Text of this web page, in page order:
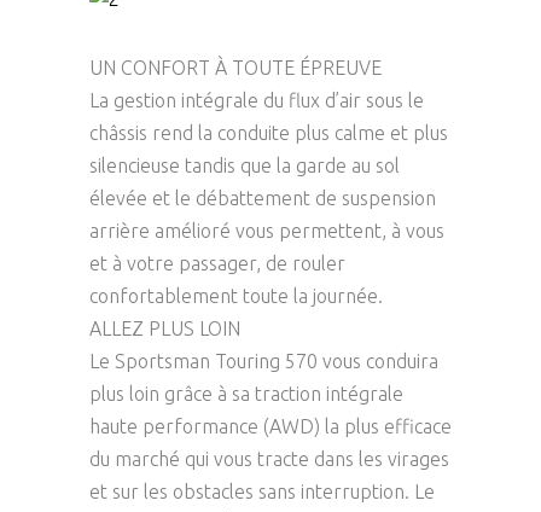
UN CONFORT À TOUTE ÉPREUVE
La gestion intégrale du flux d’air sous le
châssis rend la conduite plus calme et plus
silencieuse tandis que la garde au sol
élevée et le débattement de suspension
arrière amélioré vous permettent, à vous
et à votre passager, de rouler
confortablement toute la journée.
ALLEZ PLUS LOIN
Le Sportsman Touring 570 vous conduira
plus loin grâce à sa traction intégrale
haute performance (AWD) la plus efficace
du marché qui vous tracte dans les virages
et sur les obstacles sans interruption. Le